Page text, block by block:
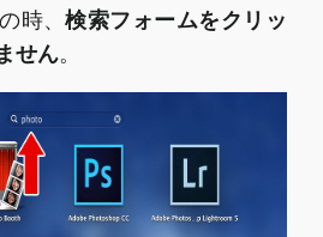
時、検索フォームをクリッ
せん。